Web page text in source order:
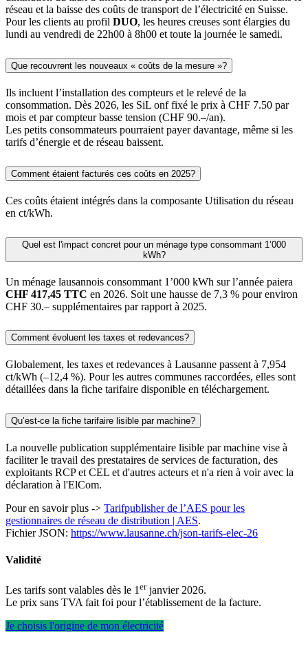
réseau et la baisse des coûts de transport de l’électricité en Suisse.
Pour les clients au profil DUO, les heures creuses sont élargies du
lundi au vendredi de 22h00 à 8h00 et toute la journée le samedi.
Que recouvrent les nouveaux « coûts de la mesure »?
Ils incluent l’installation des compteurs et le relevé de la
consommation. Dès 2026, les SiL onf fixé le prix à CHF 7.50 par
mois et par compteur basse tension (CHF 90.–/an).
Les petits consommateurs pourraient payer davantage, même si les
tarifs d’énergie et de réseau baissent.
Comment étaient facturés ces coûts en 2025?
Ces coûts étaient intégrés dans la composante Utilisation du réseau
en ct/kWh.
Quel est l'impact concret pour un ménage type consommant 1’000
kWh?
Un ménage lausannois consommant 1’000 kWh sur l’année paiera
CHF 417,45 TTC en 2026. Soit une hausse de 7,3 % pour environ
CHF 30.– supplémentaires par rapport à 2025.
Comment évoluent les taxes et redevances?
Globalement, les taxes et redevances à Lausanne passent à 7,954
ct/kWh (–12,4 %). Pour les autres communes raccordées, elles sont
détaillées dans la fiche tarifaire disponible en téléchargement.
Qu’est-ce la fiche tarifaire lisible par machine?
La nouvelle publication supplémentaire lisible par machine vise à
faciliter le travail des prestataires de services de facturation, des
exploitants RCP et CEL et d'autres acteurs et n'a rien à voir avec la
déclaration à l'ElCom.
Pour en savoir plus -> Tarifpublisher de l’AES pour les
gestionnaires de réseau de distribution | AES.
Fichier JSON: https://www.lausanne.ch/json-tarifs-elec-26
Validité
Les tarifs sont valables dès le 1 erjanvier 2026.
Le prix sans TVA fait foi pour l’établissement de la facture.
Je choisis l'origine de mon électricité